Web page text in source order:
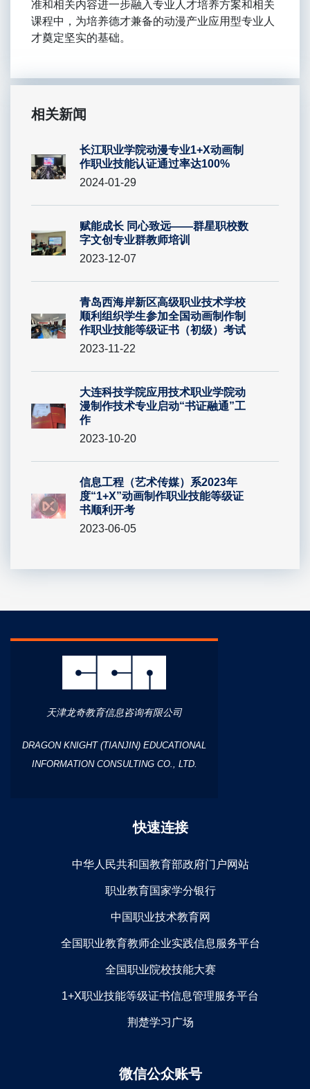
准和相关内容进一步融入专业人才培养方案和相关
课程中，为培养德才兼备的动漫产业应用型专业人
才奠定坚实的基础。
相关新闻
长江职业学院动漫专业1+X动画制
作职业技能认证通过率达100%
2024-01-29
赋能成长 同心致远——群星职校数
字文创专业群教师培训
2023-12-07
青岛西海岸新区高级职业技术学校
顺利组织学生参加全国动画制作制
作职业技能等级证书（初级）考试
2023-11-22
大连科技学院应用技术职业学院动
漫制作技术专业启动“书证融通”工
作
2023-10-20
信息工程（艺术传媒）系2023年
度“1+X”动画制作职业技能等级证
书顺利开考
2023-06-05
天津龙奇教育信息咨询有限公司
DRAGON KNIGHT (TIANJIN) EDUCATIONAL
INFORMATION CONSULTING CO., LTD.
快速连接
中华人民共和国教育部政府门户网站
职业教育国家学分银行
中国职业技术教育网
全国职业教育教师企业实践信息服务平台
全国职业院校技能大赛
1+X职业技能等级证书信息管理服务平台
荆楚学习广场
微信公众账号